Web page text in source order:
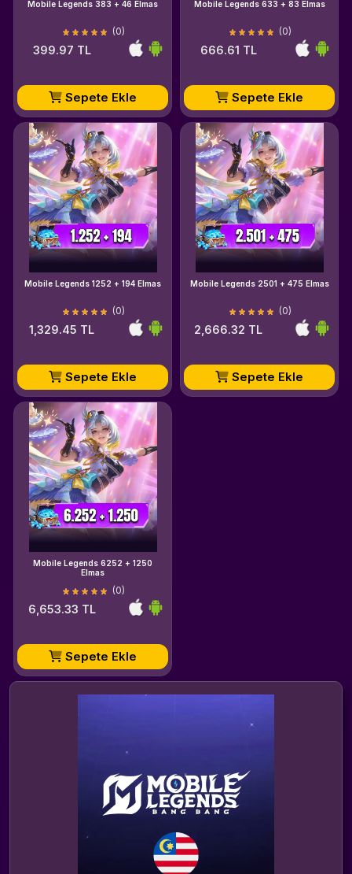
Mobile Legends 383 + 46 Elmas
(0)
399.97 TL
Sepete Ekle
Mobile Legends 633 + 83 Elmas
(0)
666.61 TL
Sepete Ekle
Mobile Legends 1252 + 194 Elmas
(0)
1,329.45 TL
Sepete Ekle
Mobile Legends 2501 + 475 Elmas
(0)
2,666.32 TL
Sepete Ekle
Mobile Legends 6252 + 1250
Elmas
(0)
6,653.33 TL
Sepete Ekle